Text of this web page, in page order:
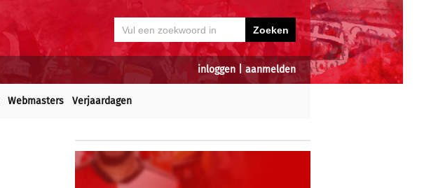
inloggen aanmelden
Webmasters Verjaardagen